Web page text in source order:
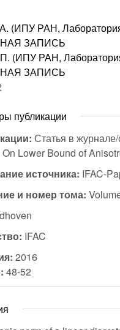
(ИПУ РАН,
ЗАПИСЬ
(ИПУ РАН,
ЗАПИСЬ
публикации
Статья в
On Lower Bound of
источника: IFAC-
и номер тома:
IFAC
2016
48-52